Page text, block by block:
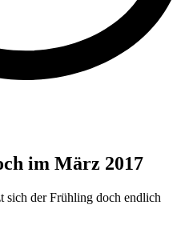
im März 2017
der Frühling doch endlich